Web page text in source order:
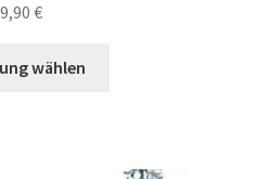
€
wählen
Varianten